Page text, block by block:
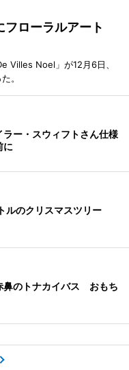
フローラルアート
Villes Noel」が12月6日、
。
ー・スウィフトさん仕様
に
ルのクリスマスツリー
鼻のトナカイバス おもち